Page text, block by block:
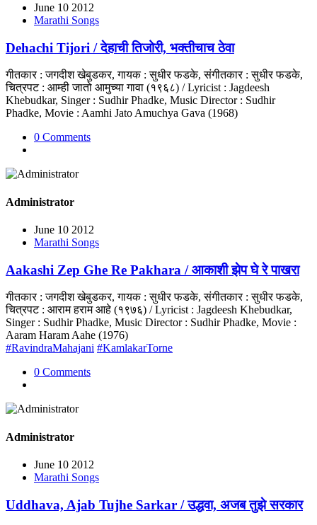
June 10 2012
Marathi Songs
Dehachi Tijori / देहाची तिजोरी, भक्तीचाच ठेवा
गीतकार : जगदीश खेबुडकर, गायक : सुधीर फडके, संगीतकार : सुधीर फडके,
चित्रपट : आम्ही जातो आमुच्या गावा (१९६८) / Lyricist : Jagdeesh
Khebudkar, Singer : Sudhir Phadke, Music Director : Sudhir
Phadke, Movie : Aamhi Jato Amuchya Gava (1968)
0 Comments
Administrator
June 10 2012
Marathi Songs
Aakashi Zep Ghe Re Pakhara / आकाशी झेप घे रे पाखरा
गीतकार : जगदीश खेबुडकर, गायक : सुधीर फडके, संगीतकार : सुधीर फडके,
चित्रपट : आराम हराम आहे (१९७६) / Lyricist : Jagdeesh Khebudkar,
Singer : Sudhir Phadke, Music Director : Sudhir Phadke, Movie :
Aaram Haram Aahe (1976)
#RavindraMahajani #KamlakarTorne
0 Comments
Administrator
June 10 2012
Marathi Songs
Uddhava, Ajab Tujhe Sarkar / उद्धवा, अजब तुझे सरकार